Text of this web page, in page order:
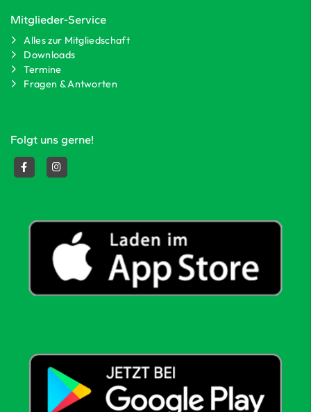
Mitglieder-Service
Alles zur Mitgliedschaft
Downloads
Termine
Fragen & Antworten
Folgt uns gerne!